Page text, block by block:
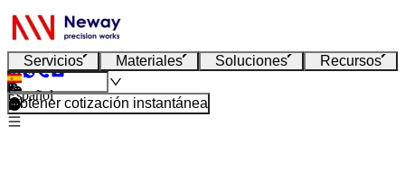
Servicios Materiales Soluciones Recursos
Español
Obtener cotización instantánea